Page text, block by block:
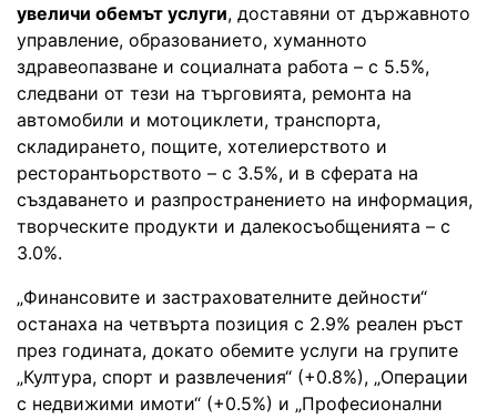
увеличи обемът услуги, доставяни от държавното
управление, образованието, хуманното
здравеопазване и социалната работа – с 5.5%,
следвани от тези на търговията, ремонта на
автомобили и мотоциклети, транспорта,
складирането, пощите, хотелиерството и
ресторантьорството – с 3.5%, и в сферата на
създаването и разпространението на информация,
творческите продукти и далекосъобщенията – с
3.0%.
„Финансовите и застрахователните дейности“
останаха на четвърта позиция с 2.9% реален ръст
през годината, докато обемите услуги на групите
„Култура, спорт и развлечения“ (+0.8%), „Операции
с недвижими имоти“ (+0.5%) и „Професионални